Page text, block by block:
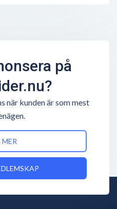
på
när kunden är som mest
MER